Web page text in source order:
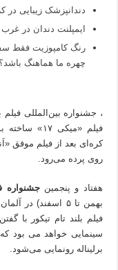
دندانپزشک زیبایی در
ایمپلنت دندان در
رنگ کامپوزیت فقط
چهره ما هماهنگ باشد؟
، جشنواره بین‌المللی
فیلم «میکی
کره‌ای بعد از فیلم موفق
روی پرده می‌رود.
هفتاد و پنجمینجشنواره
بهمن تا ۵ اسفند)
سینمایی خواهد می بود
برلیناله رونمایی می‌شود.